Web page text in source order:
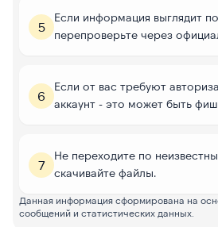
5
Если информация выглядит
перепроверьте через
6
Если от вас требуют
аккаунт - это может быть
7
Не переходите по
скачивайте файлы.
Данная информация сформирована на
сообщений и статистических данных.